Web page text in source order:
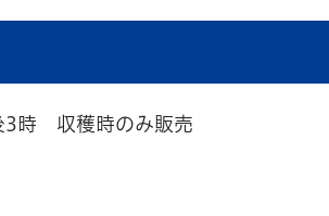
3時 収穫時のみ販売